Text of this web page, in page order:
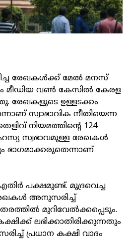
രേഖകള്‍ക്ക് മേല്‍ മനസ്
മീഡിയ വണ്‍ കേസില്‍ കേരള
ഉള്ളടക്കം
സ്വാഭാവിക നീതിയെന്ന
നിയമത്തിന്റെ 124
സ്വഭാവമുള്ള രേഖകള്‍
ഭാഗമാക്കരുതെന്നാണ്
പക്ഷമുണ്ട്. മുദ്രവെച്ച
അനുസരിച്ച്
മുറിവേല്‍ക്കപ്പെടും.
ലഭിക്കാതിരിക്കുന്നതും
പ്രധാന കക്ഷി വാദം